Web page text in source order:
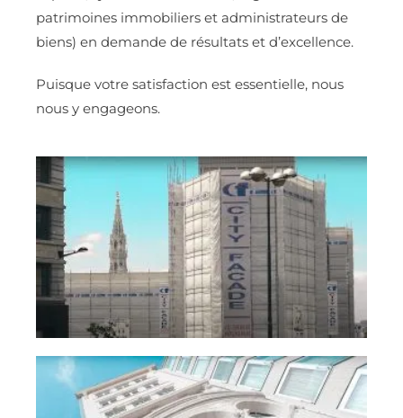
patrimoines immobiliers et administrateurs de
biens) en demande de résultats et d’excellence.
Puisque votre satisfaction est essentielle, nous
nous y engageons.